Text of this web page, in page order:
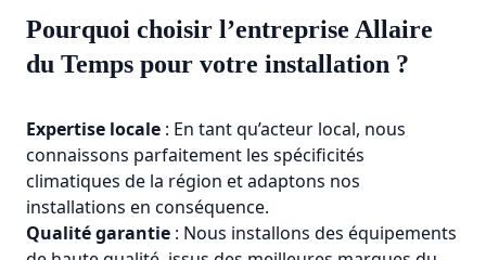
Pourquoi choisir l’entreprise Allaire
du Temps pour votre installation ?
Expertise locale : En tant qu’acteur local, nous
connaissons parfaitement les spécificités
climatiques de la région et adaptons nos
installations en conséquence.
Qualité garantie : Nous installons des équipements